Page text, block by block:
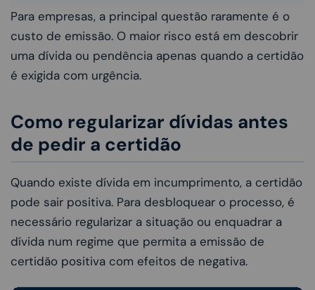
Para empresas, a principal questão raramente é o
custo de emissão. O maior risco está em descobrir
uma dívida ou pendência apenas quando a certidão
é exigida com urgência.
Como regularizar dívidas antes
de pedir a certidão
Quando existe dívida em incumprimento, a certidão
pode sair positiva. Para desbloquear o processo, é
necessário regularizar a situação ou enquadrar a
dívida num regime que permita a emissão de
certidão positiva com efeitos de negativa.